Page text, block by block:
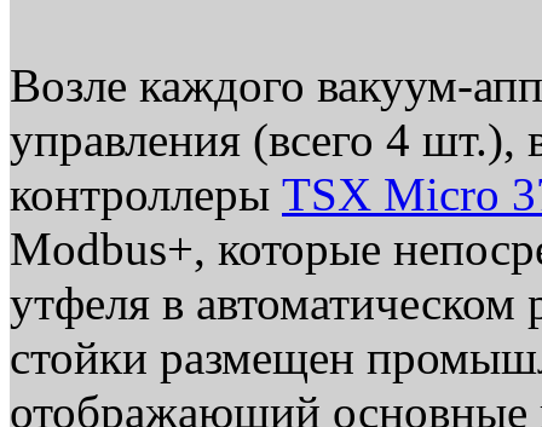
Возле каждого вакуум-
управления (всего 4
контроллеры TSX Micro
Modbus+, которые
утфеля в
стойки размещен
отображающий основные